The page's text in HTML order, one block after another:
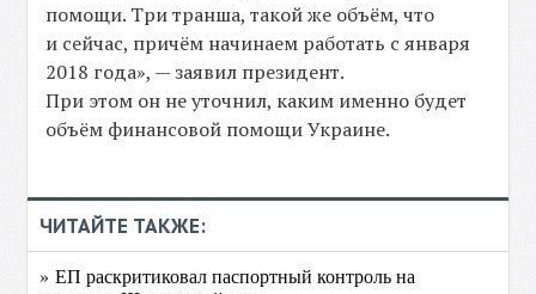
помощи. Три транша, такой же объём, что
и сейчас, причём начинаем работать с января
2018 года», — заявил президент.
При этом он не уточнил, каким именно будет
объём финансовой помощи Украине.
ЧИТАЙТЕ ТАКЖЕ:
» ЕП раскритиковал паспортный контроль на